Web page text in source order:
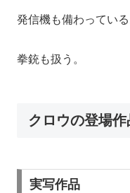
発信機も備わっている
拳銃も扱う。
クロウの登場作
実写作品